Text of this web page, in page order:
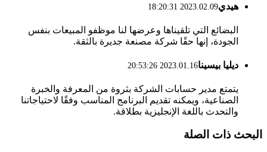
هيدي2023.02.09 18:20:31
البضائع التي تلقيناها وعرضها لنا موظفو المبيعات بنفس
الجودة، إنها حقًا شركة مصنعة جديرة بالثقة.
ديليا بيسينا2023.01.16 20:53:26
يتمتع مدير حسابات الشركة بثروة من المعرفة والخبرة
الصناعية، ويمكنه تقديم البرنامج المناسب وفقًا لاحتياجاتنا
والتحدث باللغة الإنجليزية بطلاقة.
البحث ذات الصلة